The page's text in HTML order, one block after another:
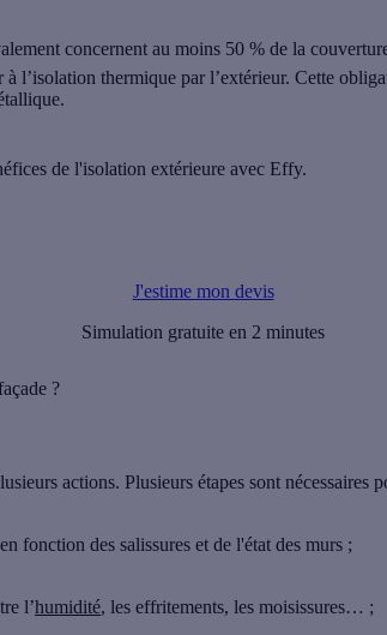
concernent au moins 50 % de la
l’isolation thermique par l’extérieur. Cette
de l'isolation extérieure avec Effy.
J'estime mon devis
Simulation gratuite en 2 minutes
?
actions. Plusieurs étapes sont nécessaires
en fonction des salissures et de l'état des murs ;
l’humidité, les effritements, les moisissures… ;